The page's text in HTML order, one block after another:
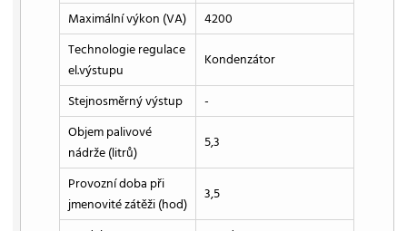
Maximální výkon (VA)
4200
Technologie regulace
el.výstupu
Kondenzátor
Stejnosměrný výstup
-
Objem palivové
nádrže (litrů)
5,3
Provozní doba při
jmenovité zátěži (hod)
3,5